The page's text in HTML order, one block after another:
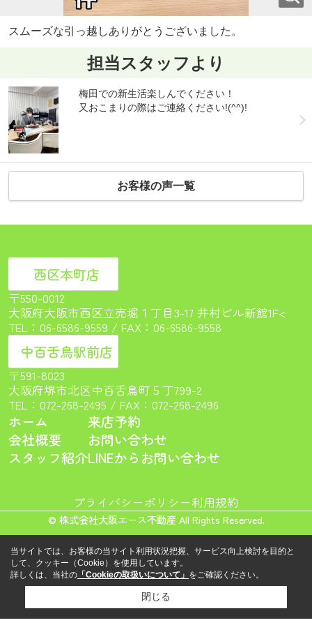
スムーズな引っ越しありがとうございました。
担当スタッフより
梅田での新生活楽しんでください！
又おこまりの際はご連絡ください!(^^)!
お客様の声一覧
西区本町店
〒550-0012
大阪府大阪市西区立売堀１丁目3-17 井村ビル新館1F<
TEL： 06-6586-9559 / FAX：06-6586-9558
中百舌鳥駅前店
〒591-8023
大阪府堺市北区中百舌鳥町５丁799-2
TEL： 072-268-2495 / FAX：072-268-2496
ホーム
会社概要
スタッフ紹介
来店予約
お問い合わせ
LINEからお問い合わせ
プライバシーポリシー利用規約
© 株式会社大阪エース不動産 All Rights Reserved.
当サイトでは、お客様の当サイト利用状況把握、サービス向上検討を目的と
して、クッキー（Cookie）を使用しています。
詳しくは、当社の 「Cookieの取扱いについて」 をご確認ください。
閉じる